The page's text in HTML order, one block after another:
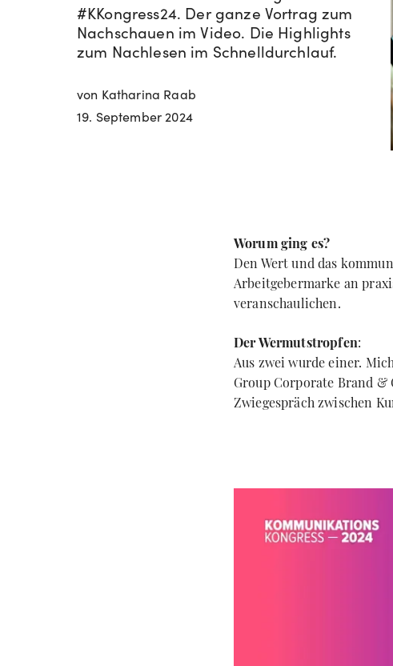
#KKongress24. Der ganze Vortrag zum
Nachschauen im Video. Die Highlights
zum Nachlesen im Schnelldurchlauf.
von Katharina Raab
19. September 2024
Worum ging es?
Den Wert und das
Arbeitgebermarke an
veranschaulichen.
Der Wermutstropfen:
Aus zwei wurde einer.
Group Corporate Brand &
Zwiegespräch zwischen